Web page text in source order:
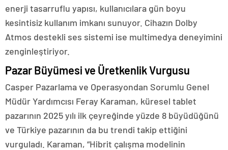
enerji tasarruflu yapısı, kullanıcılara gün boyu
kesintisiz kullanım imkanı sunuyor. Cihazın Dolby
Atmos destekli ses sistemi ise multimedya deneyimini
zenginleştiriyor.
Pazar Büyümesi ve Üretkenlik Vurgusu
Casper Pazarlama ve Operasyondan Sorumlu Genel
Müdür Yardımcısı Feray Karaman, küresel tablet
pazarının 2025 yılı ilk çeyreğinde yüzde 8 büyüdüğünü
ve Türkiye pazarının da bu trendi takip ettiğini
vurguladı. Karaman, “Hibrit çalışma modelinin